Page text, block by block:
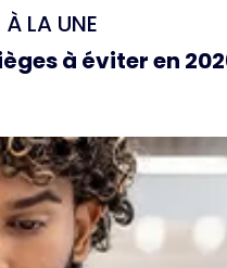
LA UNE
à éviter en